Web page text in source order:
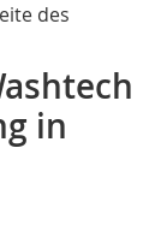
des
in